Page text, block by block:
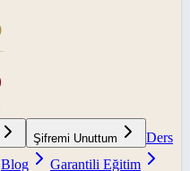
Şifremi Unuttum
Ders
Blog
Garantili Eğitim